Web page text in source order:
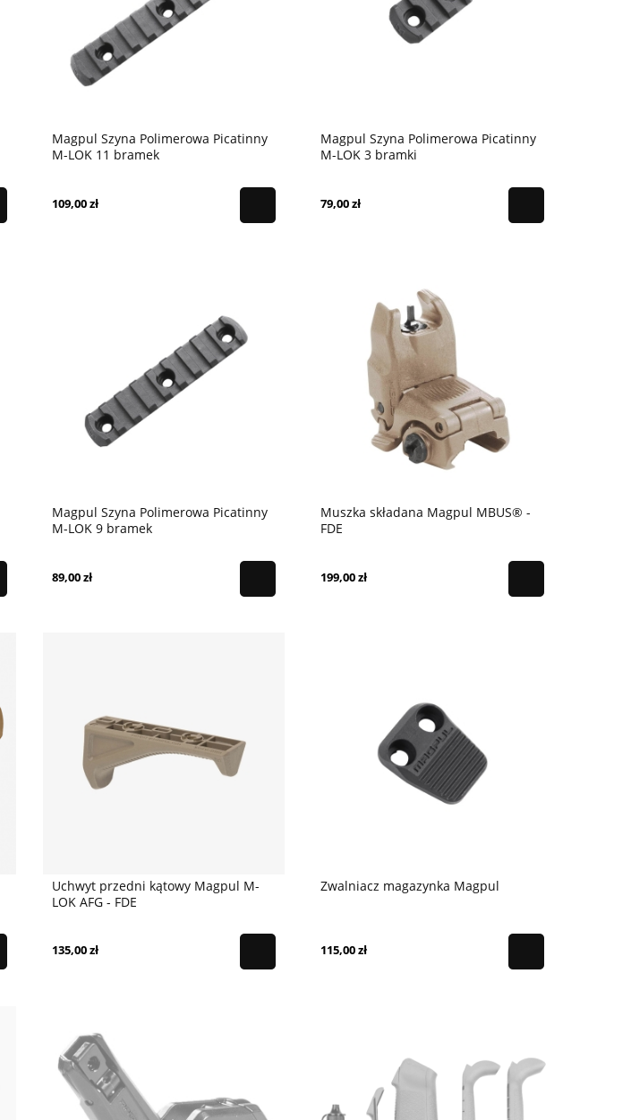
Magpul Szyna Polimerowa Picatinny
M-LOK 11 bramek
109,00 zł
Magpul Szyna Polimerowa Picatinny
M-LOK 3 bramki
79,00 zł
Magpul Szyna Polimerowa Picatinny
M-LOK 9 bramek
89,00 zł
Muszka składana Magpul MBUS® -
FDE
199,00 zł
Uchwyt przedni kątowy Magpul M-
LOK AFG - FDE
135,00 zł
Zwalniacz magazynka Magpul
115,00 zł